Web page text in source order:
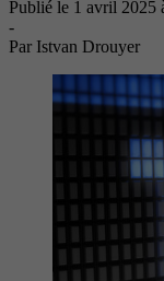
Publié le 1 avril 2025
-
Par Istvan Drouyer